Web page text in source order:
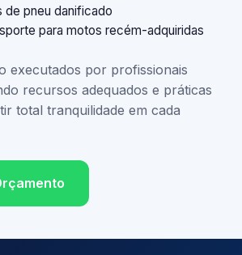
de pneu danificado
para motos recém-adquiridas
executados por profissionais
recursos adequados e práticas
total tranquilidade em cada